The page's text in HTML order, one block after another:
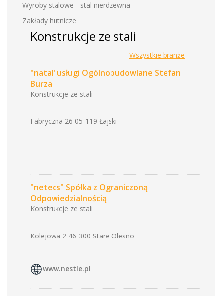
Wyroby stalowe - stal nierdzewna
Zakłady hutnicze
Konstrukcje ze stali
Wszystkie branże
"natal"usługi Ogólnobudowlane Stefan
Burza
Konstrukcje ze stali
Fabryczna 26 05-119 Łajski
"netecs" Spółka z Ograniczoną
Odpowiedzialnością
Konstrukcje ze stali
Kolejowa 2 46-300 Stare Olesno
www.nestle.pl